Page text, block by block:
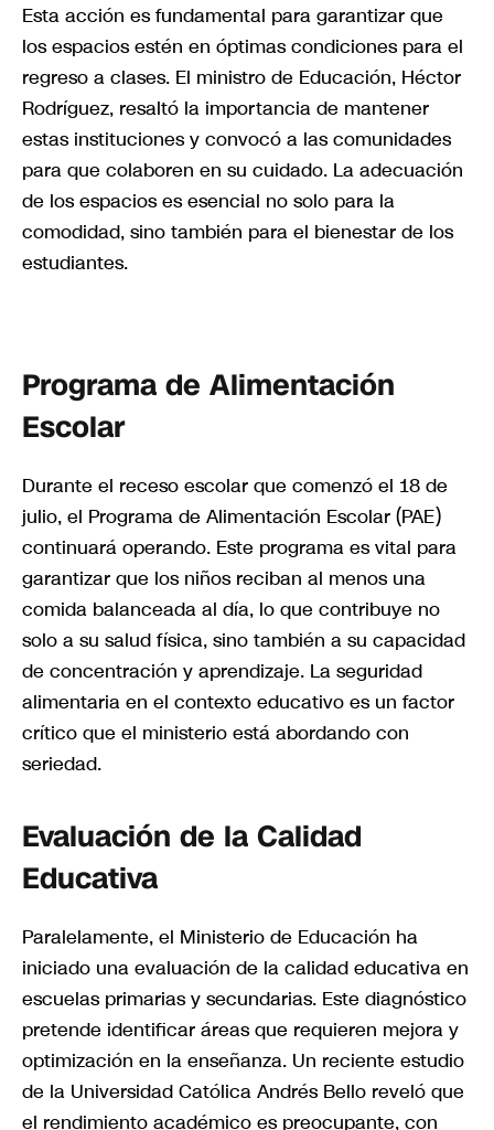
Esta acción es fundamental para garantizar que
los espacios estén en óptimas condiciones para el
regreso a clases. El ministro de Educación, Héctor
Rodríguez, resaltó la importancia de mantener
estas instituciones y convocó a las comunidades
para que colaboren en su cuidado. La adecuación
de los espacios es esencial no solo para la
comodidad, sino también para el bienestar de los
estudiantes.
Programa de Alimentación
Escolar
Durante el receso escolar que comenzó el 18 de
julio, el Programa de Alimentación Escolar (PAE)
continuará operando. Este programa es vital para
garantizar que los niños reciban al menos una
comida balanceada al día, lo que contribuye no
solo a su salud física, sino también a su capacidad
de concentración y aprendizaje. La seguridad
alimentaria en el contexto educativo es un factor
crítico que el ministerio está abordando con
seriedad.
Evaluación de la Calidad
Educativa
Paralelamente, el Ministerio de Educación ha
iniciado una evaluación de la calidad educativa en
escuelas primarias y secundarias. Este diagnóstico
pretende identificar áreas que requieren mejora y
optimización en la enseñanza. Un reciente estudio
de la Universidad Católica Andrés Bello reveló que
el rendimiento académico es preocupante, con